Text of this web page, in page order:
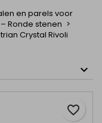
en parels voor
Ronde stenen
Crystal Rivoli
favorite_border